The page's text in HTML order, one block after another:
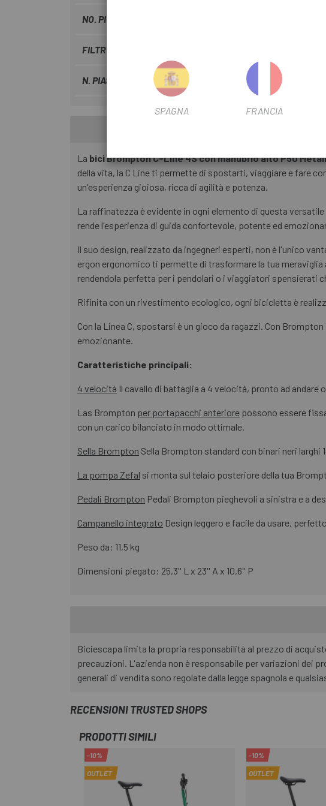
NO. PIGNONI DEL FILTRO
FILTRO DI USCITA
N. PIASTRE FILTRANTI
La bici Brompton C-Line 4S con manubrio alto P50
della vita, la C Line ti permette di spostarti, viaggiare e fare
un'esperienza gioiosa, ricca di agilità e potenza.
La raffinatezza è evidente in ogni elemento di questa
rende l'esperienza di guida confortevole, potente ed
Il suo design, realizzato da ingegneri esperti, non è l'unico
ergon ergonomico ti permette di trasformare la tua
rendendola perfetta per i pendolari o i viaggiatori spensierati
Rifinita con un rivestimento ecologico, ogni bicicletta è
Con la Linea C, spostarsi è un gioco da ragazzi. Con
emozionante.
Caratteristiche principali:
4 velocità Il cavallo di battaglia a 4 velocità, pronto ad andare
Las Brompton per portapacchi anteriore possono essere
con un carico bilanciato in modo ottimale.
Sella Brompton Sella Brompton standard con binari neri larghi
La pompa Zefal si monta sul telaio posteriore della tua
Pedali Brompton Pedali Brompton pieghevoli a sinistra e a
Campanello integrato Design leggero e facile da usare,
Peso da: 11,5 kg
Dimensioni piegato: 25,3'' L x 23'' A x 10,6'' P
Biciescapa limita la propria responsabilità al prezzo di
precauzioni. L'azienda non è responsabile per variazioni dei
generali di vendita sono regolate dalla legge spagnola e
RECENSIONI TRUSTED SHOPS
PRODOTTI SIMILI
-10%
OUTLET
-10%
OUTLET
SPAGNA FRANCIA